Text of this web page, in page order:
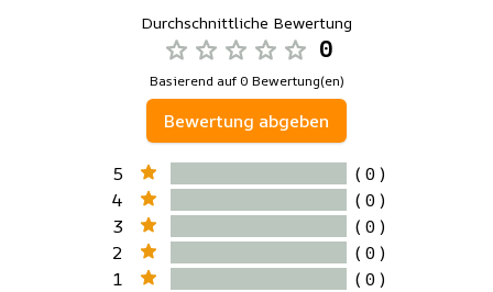
Durchschnittliche Bewertung
0
Basierend auf 0 Bewertung(en)
Bewertung abgeben
5
( 0 )
4
( 0 )
3
( 0 )
2
( 0 )
1
( 0 )